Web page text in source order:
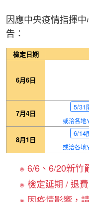
因應中央疫情指揮
告：
檢定日期
6月6日
7月4日
5/31
或洽各地
8月1日
6/14
或洽各地
※ 6/6、6/20新竹
※ 檢定延期 / 退
※ 因疫情影響，